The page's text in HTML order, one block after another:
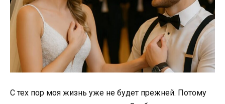
С тех пор моя жизнь уже не будет прежней. Потому